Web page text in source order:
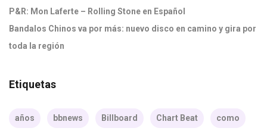
P&R: Mon Laferte – Rolling Stone en Español
Bandalos Chinos va por más: nuevo disco en camino y gira por
toda la región
Etiquetas
años bbnews Billboard Chart Beat como